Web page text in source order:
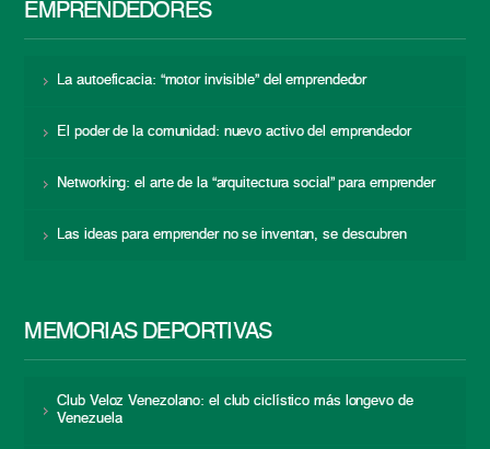
EMPRENDEDORES
La autoeficacia: “motor invisible” del emprendedor
El poder de la comunidad: nuevo activo del emprendedor
Networking: el arte de la “arquitectura social” para emprender
Las ideas para emprender no se inventan, se descubren
MEMORIAS DEPORTIVAS
Club Veloz Venezolano: el club ciclístico más longevo de
Venezuela